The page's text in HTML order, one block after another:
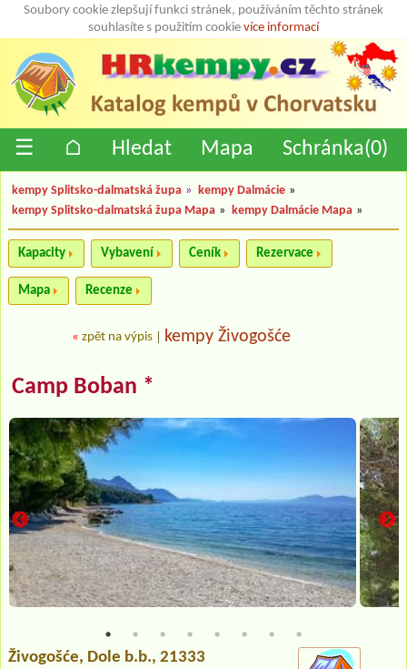
Soubory cookie zlepšují funkci stránek, používáním těchto stránek
souhlasíte s použitím cookie více informací
☰ ⌂ Hledat Mapa Schránka(0)
kempy Splitsko-dalmatská župa » kempy Dalmácie »
kempy Splitsko-dalmatská župa Mapa » kempy Dalmácie Mapa »
Kapacity Vybavení Ceník Rezervace
Mapa Recenze
« zpět na výpis kempy Živogošće
Camp Boban *
Živogošće, Dole b.b., 21333